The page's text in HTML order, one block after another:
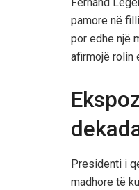
Fernand
pamore në
por edhe një
afirmojë rolin
Presidenti i
madhore të